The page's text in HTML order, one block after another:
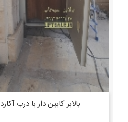
بالابر کابین دار با درب